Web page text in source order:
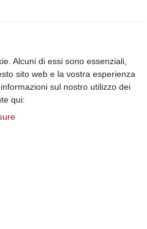
Alcuni di essi sono essenziali,
sito web e la vostra esperienza
sul nostro utilizzo dei
qui: